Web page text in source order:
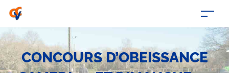
CONCOURS D’OBEISSANCE